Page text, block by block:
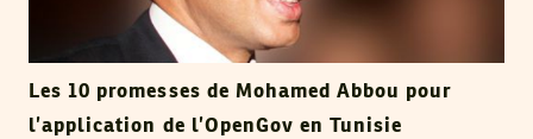
Les 10 promesses de Mohamed Abbou pour
l’application de l’OpenGov en Tunisie